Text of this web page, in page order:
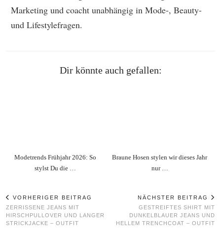
Marketing und coacht unabhängig in Mode-, Beauty-
und Lifestylefragen.
Dir könnte auch gefallen:
Modetrends Frühjahr 2026: So
stylst Du die …
Braune Hosen stylen wir dieses Jahr
nur …
VORHERIGER BEITRAG
ZERRISSENE JEANS MIT
HIRSCHPULLOVER UND LANGER
STRICKJACKE – OUTFIT
NÄCHSTER BEITRAG
GESTREIFTES SHIRT MIT
DUNKELBLAUER JEANS UND
HELLEM TRENCHCOAT – OUTFIT